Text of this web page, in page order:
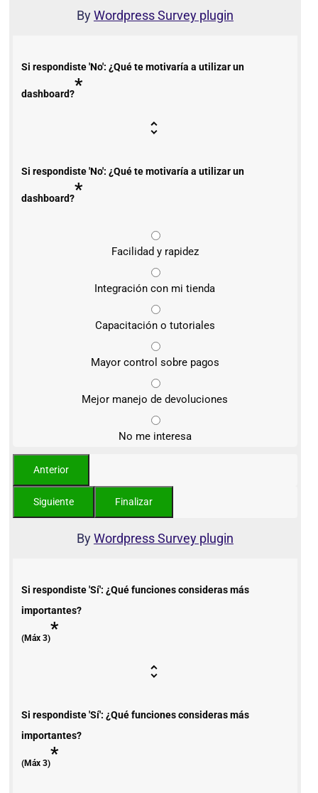
ByWordpress Survey plugin
Si respondiste 'No': ¿Qué te motivaría a utilizar un
dashboard?*
Si respondiste 'No': ¿Qué te motivaría a utilizar un
dashboard?*
Facilidad y rapidez
Integración con mi tienda
Capacitación o tutoriales
Mayor control sobre pagos
Mejor manejo de devoluciones
No me interesa
ByWordpress Survey plugin
Si respondiste 'Sí': ¿Qué funciones consideras más
importantes?
(Máx 3)*
Si respondiste 'Sí': ¿Qué funciones consideras más
importantes?
(Máx 3)*